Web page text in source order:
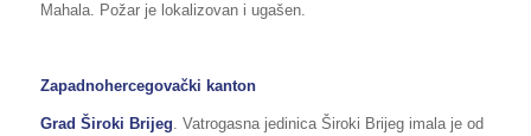
Mahala. Požar je lokalizovan i ugašen.
Zapadnohercegovački kanton
Grad Široki Brijeg. Vatrogasna jedinica Široki Brijeg imala je od